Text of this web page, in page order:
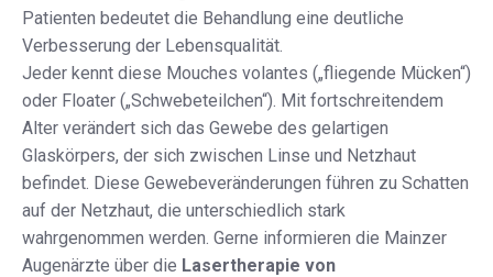
Patienten bedeutet die Behandlung eine deutliche
Verbesserung der Lebensqualität.
Jeder kennt diese Mouches volantes („fliegende Mücken“)
oder Floater („Schwebeteilchen“). Mit fortschreitendem
Alter verändert sich das Gewebe des gelartigen
Glaskörpers, der sich zwischen Linse und Netzhaut
befindet. Diese Gewebeveränderungen führen zu Schatten
auf der Netzhaut, die unterschiedlich stark
wahrgenommen werden. Gerne informieren die Mainzer
Augenärzte über die Lasertherapie von